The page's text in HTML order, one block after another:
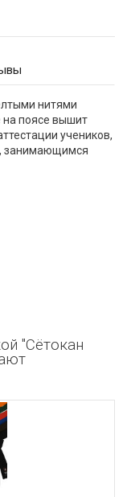
нитями
на поясе вышит
учеников,
занимающимся
"Сётокан